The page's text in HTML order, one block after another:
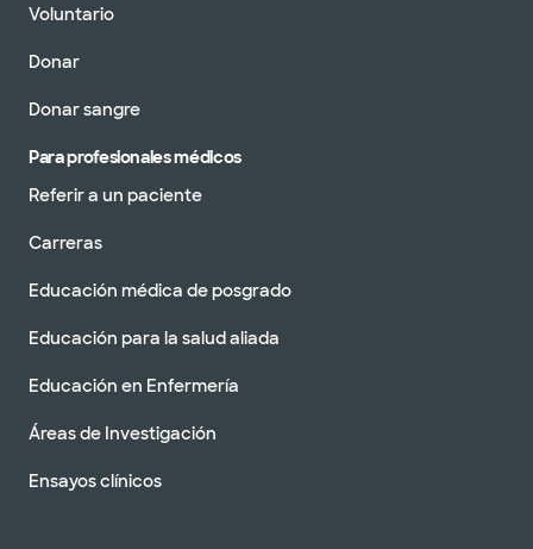
Voluntario
Donar
Donar sangre
Para profesionales médicos
Referir a un paciente
Carreras
Educación médica de posgrado
Educación para la salud aliada
Educación en Enfermería
Áreas de Investigación
Ensayos clínicos